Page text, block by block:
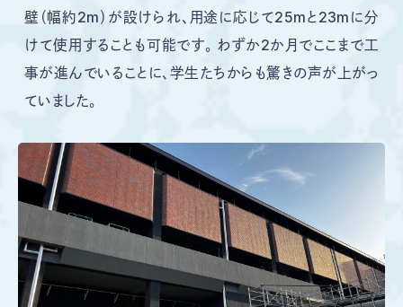
壁（幅約2m）が設けられ、用途に応じて25mと23mに分
けて使用することも可能です。 わずか2か月でここまで工
事が進んでいることに、学生たちからも驚きの声が上がっ
ていました。